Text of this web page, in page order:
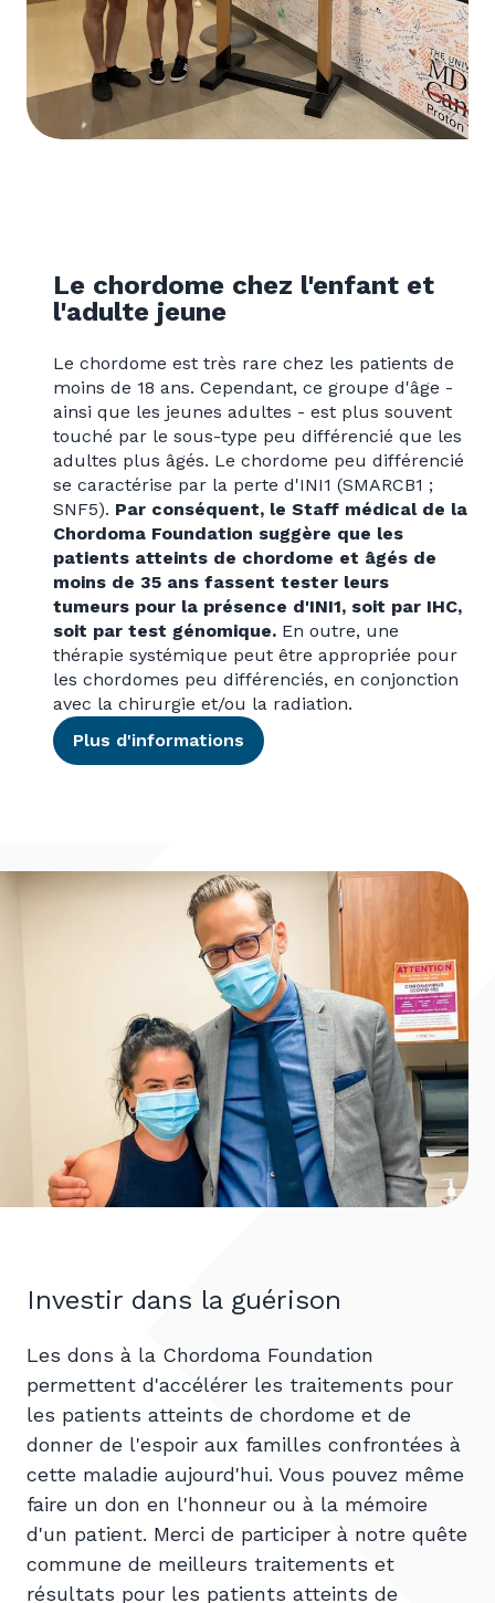
Le chordome chez l'enfant et
l'adulte jeune
Le chordome est très rare chez les patients de
moins de 18 ans. Cependant, ce groupe d'âge -
ainsi que les jeunes adultes - est plus souvent
touché par le sous-type peu différencié que les
adultes plus âgés. Le chordome peu différencié
se caractérise par la perte d'INI1 (SMARCB1 ;
SNF5). Par conséquent, le Staff médical de la
Chordoma Foundation suggère que les
patients atteints de chordome et âgés de
moins de 35 ans fassent tester leurs
tumeurs pour la présence d'INI1, soit par IHC,
soit par test génomique. En outre, une
thérapie systémique peut être appropriée pour
les chordomes peu différenciés, en conjonction
avec la chirurgie et/ou la radiation.
Plus d'informations
Investir dans la guérison
Les dons à la Chordoma Foundation
permettent d'accélérer les traitements pour
les patients atteints de chordome et de
donner de l'espoir aux familles confrontées à
cette maladie aujourd'hui. Vous pouvez même
faire un don en l'honneur ou à la mémoire
d'un patient. Merci de participer à notre quête
commune de meilleurs traitements et
résultats pour les patients atteints de